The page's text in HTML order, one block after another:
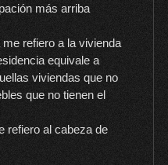
más arriba
refiero a la vivienda
equivale a
viviendas que no
que no tienen el
refiero al cabeza de